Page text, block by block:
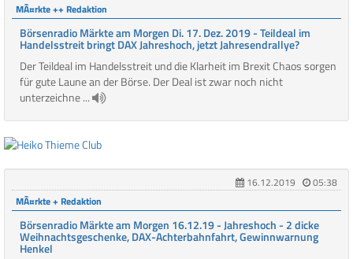
MÃ¤rkte ++ Redaktion
Börsenradio Märkte am Morgen Di. 17. Dez. 2019 - Teildeal im
Handelsstreit bringt DAX Jahreshoch, jetzt Jahresendrallye?
Der Teildeal im Handelsstreit und die Klarheit im Brexit Chaos sorgen
für gute Laune an der Börse. Der Deal ist zwar noch nicht
unterzeichne ...
16.12.2019
05:38
MÃ¤rkte + Redaktion
Börsenradio Märkte am Morgen 16.12.19 - Jahreshoch - 2 dicke
Weihnachtsgeschenke, DAX-Achterbahnfahrt, Gewinnwarnung
Henkel